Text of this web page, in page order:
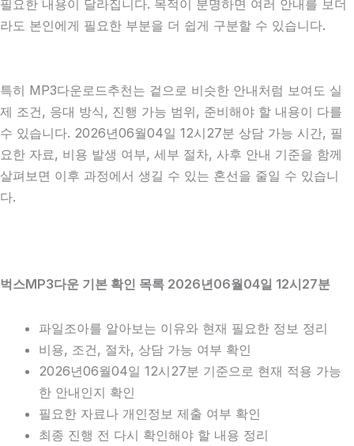
필요한 내용이 달라집니다. 목적이 분명하면 여러 안내를 보더
라도 본인에게 필요한 부분을 더 쉽게 구분할 수 있습니다.
특히 MP3다운로드추천는 겉으로 비슷한 안내처럼 보여도 실
제 조건, 응대 방식, 진행 가능 범위, 준비해야 할 내용이 다를
수 있습니다. 2026년06월04일 12시27분 상담 가능 시간, 필
요한 자료, 비용 발생 여부, 세부 절차, 사후 안내 기준을 함께
살펴보면 이후 과정에서 생길 수 있는 혼선을 줄일 수 있습니
다.
벅스MP3다운 기본 확인 목록 2026년06월04일 12시27분
파일조아를 알아보는 이유와 현재 필요한 정보 정리
비용, 조건, 절차, 상담 가능 여부 확인
2026년06월04일 12시27분 기준으로 현재 적용 가능
한 안내인지 확인
필요한 자료나 개인정보 제출 여부 확인
최종 진행 전 다시 확인해야 할 내용 정리